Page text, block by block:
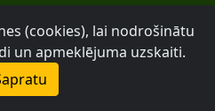
(cookies), lai nodrošinātu
un apmeklējuma uzskaiti.